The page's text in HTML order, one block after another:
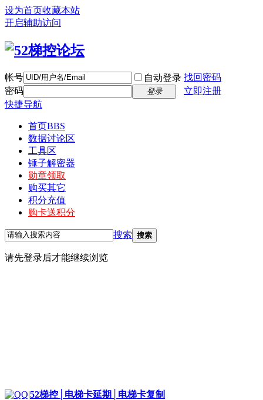
设为首页收藏本站
开启辅助访问
帐号 自动登录 找回密码
密码
登录
立即注册
快捷导航
首页BBS
数据讨论区
工具区
锤子解密器
勋章领取
购买其它
积分充值
购卡送积分
搜索 搜索
请先登录后才能继续浏览
|52梯控│电梯卡延期│电梯卡复制